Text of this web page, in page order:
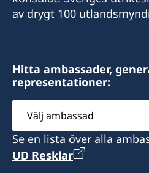
Nyonyane Street, Corner
9:00-12:00 mån-fre.
Svenska ambassaden i
sidoackrediterad till
besökare i Eswatini kan
konsulatet. Det går även
svenska ambassaden i
av drygt 100
Hitta ambassader,
representationer:
Välj
ambassad
Se en lista över alla
UD Resklar